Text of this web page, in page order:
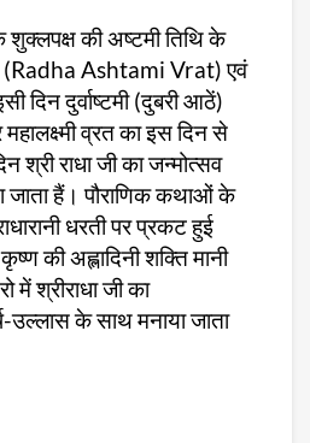
शुक्लपक्ष की अष्टमी तिथि के
(Radha Ashtami Vrat) एवं
दिन दुर्वाष्टमी (दुबरी आठें)
व्रत का इस दिन से
श्री राधा जी का जन्मोत्सव
जाता हैं। पौराणिक कथाओं के
धरती पर प्रकट हुई
की अह्लादिनी शक्ति मानी
में श्रीराधा जी का
उल्लास के साथ मनाया जाता